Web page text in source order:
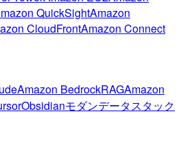
QuickSightAmazon
CloudFrontAmazon Connect
Amazon BedrockRAGAmazon
Obsidianモダンデータスタック